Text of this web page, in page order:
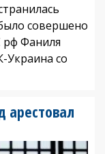
совершено
рф Фаниля
Украина со
арестовал